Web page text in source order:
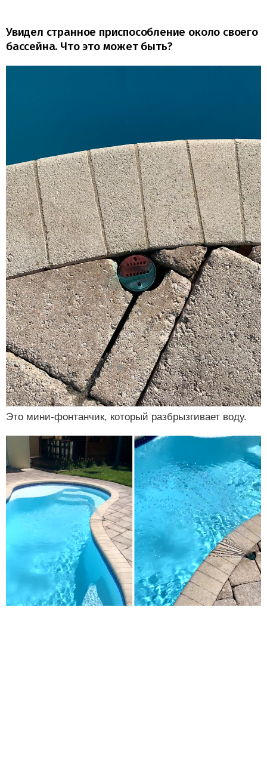
Увидел странное приспособление около своего
бассейна. Что это может быть?
Это мини-фонтанчик, который разбрызгивает воду.